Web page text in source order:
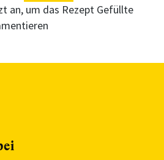
an, um das Rezept Gefüllte